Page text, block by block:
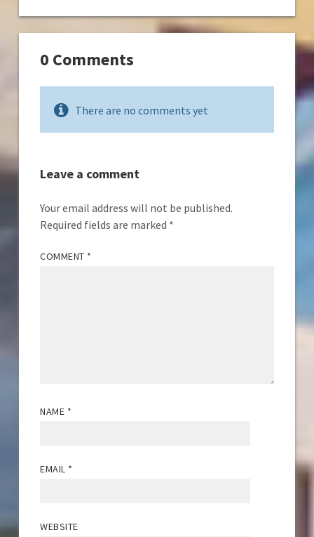
0 Comments
There are no comments yet
Leave a comment
Your email address will not be published.
Required fields are marked *
COMMENT *
NAME *
EMAIL *
WEBSITE